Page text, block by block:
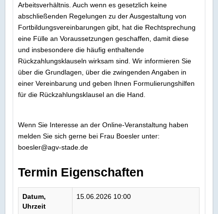
Arbeitsverhältnis. Auch wenn es gesetzlich keine
abschließenden Regelungen zu der Ausgestaltung von
Fortbildungsvereinbarungen gibt, hat die Rechtsprechung
eine Fülle an Voraussetzungen geschaffen, damit diese
und insbesondere die häufig enthaltende
Rückzahlungsklauseln wirksam sind. Wir informieren Sie
über die Grundlagen, über die zwingenden Angaben in
einer Vereinbarung und geben Ihnen Formulierungshilfen
für die Rückzahlungsklausel an die Hand.
Wenn Sie Interesse an der Online-Veranstaltung haben
melden Sie sich gerne bei Frau Boesler unter:
boesler@agv-stade.de
Termin Eigenschaften
Datum,
Uhrzeit
15.06.2026 10:00